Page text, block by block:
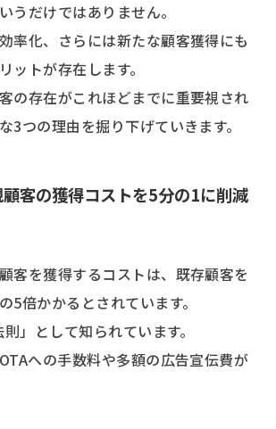
うだけではありません。
率化、さらには新たな顧客獲得にも
ットが存在します。
の存在がこれほどまでに重要視され
3つの理由を掘り下げていきます。
客の獲得コストを5分の1に削減
客を獲得するコストは、既存顧客を
5倍かかるとされています。
」として知られています。
への手数料や多額の広告宣伝費が